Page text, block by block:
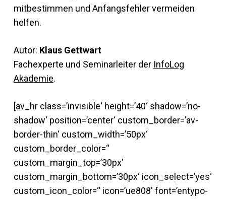
mitbestimmen und Anfangsfehler vermeiden
helfen.
Autor: Klaus Gettwart
Fachexperte und Seminarleiter der InfoLog
Akademie.
[av_hr class=’invisible‘ height=’40‘ shadow=’no-
shadow‘ position=’center‘ custom_border=’av-
border-thin‘ custom_width=’50px‘
custom_border_color=“
custom_margin_top=’30px‘
custom_margin_bottom=’30px‘ icon_select=’yes‘
custom_icon_color=“ icon=’ue808′ font=’entypo-